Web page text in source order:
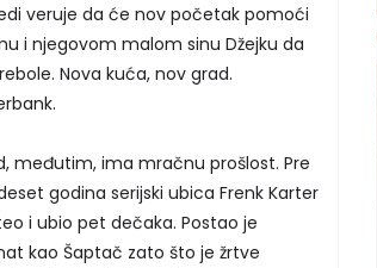
veruje da će nov početak pomoći
i njegovom malom sinu Džejku da
Nova kuća, nov grad.
međutim, ima mračnu prošlost. Pre
godina serijski ubica Frenk Karter
i ubio pet dečaka. Postao je
kao Šaptač zato što je žrtve